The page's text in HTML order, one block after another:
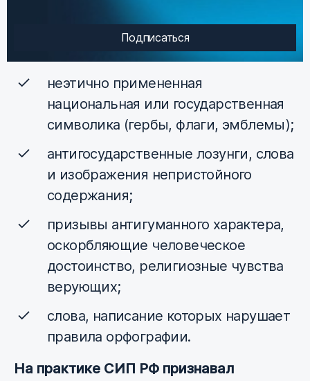
Подписаться
неэтично примененная
национальная или государственная
символика (гербы, флаги, эмблемы);
антигосударственные лозунги, слова
и изображения непристойного
содержания;
призывы антигуманного характера,
оскорбляющие человеческое
достоинство, религиозные чувства
верующих;
слова, написание которых нарушает
правила орфографии.
На практике СИП РФ признавал